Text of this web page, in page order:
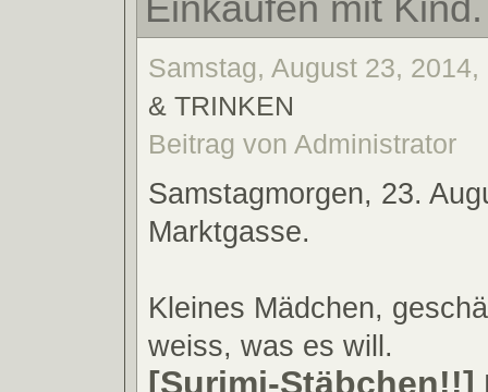
Einkaufen mit Kind.
Samstag, August 23,
& TRINKEN
Beitrag von Administrator
Samstagmorgen, 23.
Marktgasse.
Kleines Mädchen,
weiss, was es will.
[Surimi-Stäbchen!!]